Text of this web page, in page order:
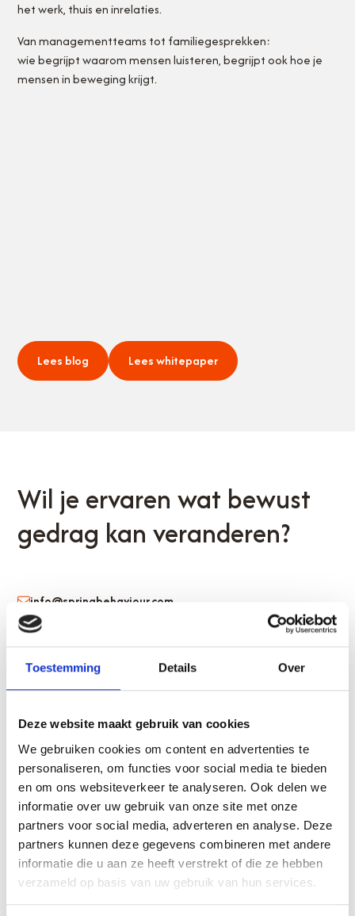
Toestemming Details Over
Deze website maakt gebruik van cookies
We gebruiken cookies om content en advertenties te
personaliseren, om functies voor social media te bieden
en om ons websiteverkeer te analyseren. Ook delen we
informatie over uw gebruik van onze site met onze
partners voor social media, adverteren en analyse. Deze
partners kunnen deze gegevens combineren met andere
informatie die u aan ze heeft verstrekt of die ze hebben
verzameld op basis van uw gebruik van hun services.
het werk, thuis en inrelaties.
Van managementteams tot familiegesprekken:
wie begrijpt waarom mensen luisteren, begrijpt ook hoe je
mensen in beweging krijgt.
Lees blog Lees whitepaper
Wil je ervaren wat bewust
gedrag kan veranderen?
info@springbehaviour.com
+31 73 211 2154
+31 6 14 77 20 38
Voornaam
Achternaam